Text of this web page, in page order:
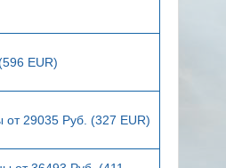
EUR)
29035 Руб. (327 EUR)